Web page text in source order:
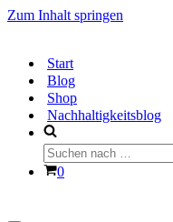
Zum Inhalt springen
Start
Blog
Shop
Nachhaltigkeitsblog
Suchen
nach …
Warenkorb
0